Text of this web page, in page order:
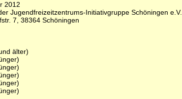
2012
Jugendfreizeitzentrums-Initiativgruppe Schöningen e.V.
7, 38364 Schöningen
älter)